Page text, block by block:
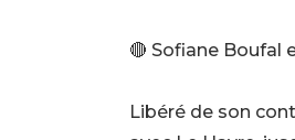
🔴 Sofiane
Libéré de son